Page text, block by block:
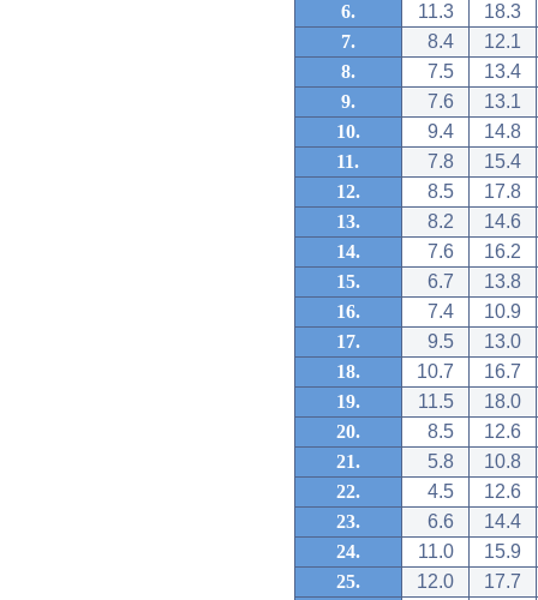
6.
11.3
18.3
7.
8.4
12.1
8.
7.5
13.4
9.
7.6
13.1
10.
9.4
14.8
11.
7.8
15.4
12.
8.5
17.8
13.
8.2
14.6
14.
7.6
16.2
15.
6.7
13.8
16.
7.4
10.9
17.
9.5
13.0
18.
10.7
16.7
19.
11.5
18.0
20.
8.5
12.6
21.
5.8
10.8
22.
4.5
12.6
23.
6.6
14.4
24.
11.0
15.9
25.
12.0
17.7